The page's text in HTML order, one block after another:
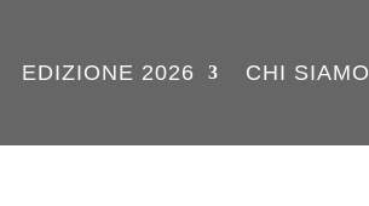
EDIZIONE 2026 CHI SIAMO